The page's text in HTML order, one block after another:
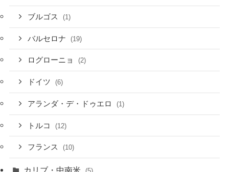
ブルゴス (1)
バルセロナ (19)
ログローニョ (2)
ドイツ (6)
アランダ・デ・ドゥエロ (1)
トルコ (12)
フランス (10)
カリブ・中南米